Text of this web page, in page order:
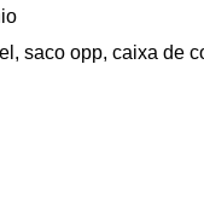
saco opp, caixa de